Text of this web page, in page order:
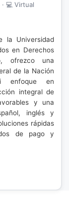
· 💻 Virtual
la Universidad
en Derechos
ofrezco una
de la Nación
enfoque en
integral de
y una
inglés y
rápidas
de pago y